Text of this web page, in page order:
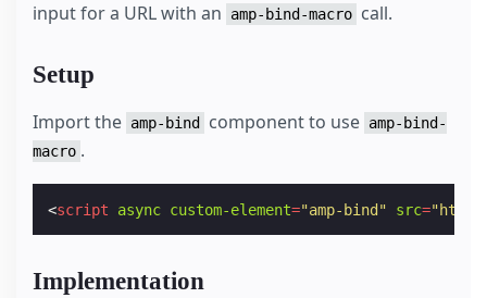
input for a URL with an
amp-bind-macro call.
Setup
Import the amp-bind component to use amp-bind-
macro .
<script async custom-element="amp-bind" src=
Implementation